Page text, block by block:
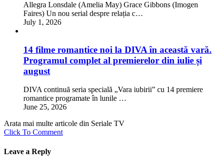
Allegra Lonsdale (Amelia May) Grace Gibbons (Imogen
Faires) Un nou serial despre relația c…
July 1, 2026
14 filme romantice noi la DIVA în această vară.
Programul complet al premierelor din iulie și
august
DIVA continuă seria specială „Vara iubirii” cu 14 premiere
romantice programate în lunile …
June 25, 2026
Arata mai multe articole din Seriale TV
Click To Comment
Leave a Reply